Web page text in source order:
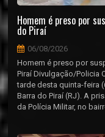
Homem é preso por
do Piraí
06/08/2026
Homem é preso por
Piraí Divulgação/Policia
tarde desta quinta-feira
Barra do Piraí (RJ). A
da Polícia Militar, no